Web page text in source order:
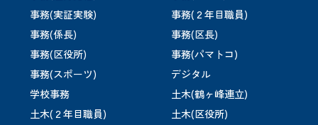
事務(実証実験)
事務(２年目職員)
事務(係長)
事務(区長)
事務(区役所)
事務(パマトコ)
事務(スポーツ)
デジタル
学校事務
土木(鶴ヶ峰連立)
土木(２年目職員)
土木(区役所)